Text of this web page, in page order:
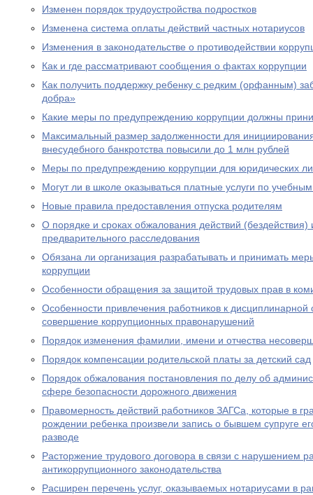
Изменен порядок трудоустройства подростков
Изменена система оплаты действий частных нотариусов
Изменения в законодательстве о противодействии
Как и где рассматривают сообщения о фактах коррупции
Как получить поддержку ребенку с редким (орфанным)
добра»
Какие меры по предупреждению коррупции должны
Максимальный размер задолженности для
внесудебного банкротства повысили до 1 млн рублей
Меры по предупреждению коррупции для юридических
Могут ли в школе оказываться платные услуги по
Новые правила предоставления отпуска родителям
О порядке и сроках обжалования действий
предварительного расследования
Обязана ли организация разрабатывать и принимать
коррупции
Особенности обращения за защитой трудовых прав в
Особенности привлечения работников к дисциплинарной
совершение коррупционных правонарушений
Порядок изменения фамилии, имени и отчества
Порядок компенсации родительской платы за детский сад
Порядок обжалования постановления по делу об
сфере безопасности дорожного движения
Правомерность действий работников ЗАГСа, которые в
рождении ребенка произвели запись о бывшем супруге
разводе
Расторжение трудового договора в связи с нарушением
антикоррупционного законодательства
Расширен перечень услуг, оказываемых нотариусами в